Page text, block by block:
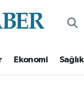
Ekonomi Sağlık